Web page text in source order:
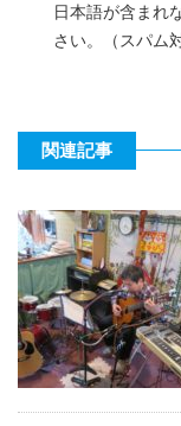
日本語が含まれ
さい。（スパム
関連記事